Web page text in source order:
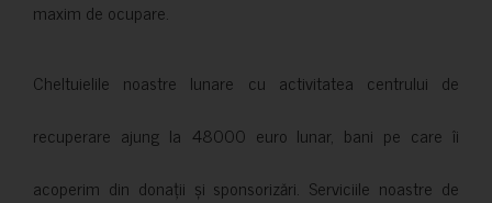
maxim de ocupare.
Cheltuielile noastre lunare cu activitatea centrului de
recuperare ajung la 48000 euro lunar, bani pe care îi
acoperim din donații și sponsorizări. Serviciile noastre de